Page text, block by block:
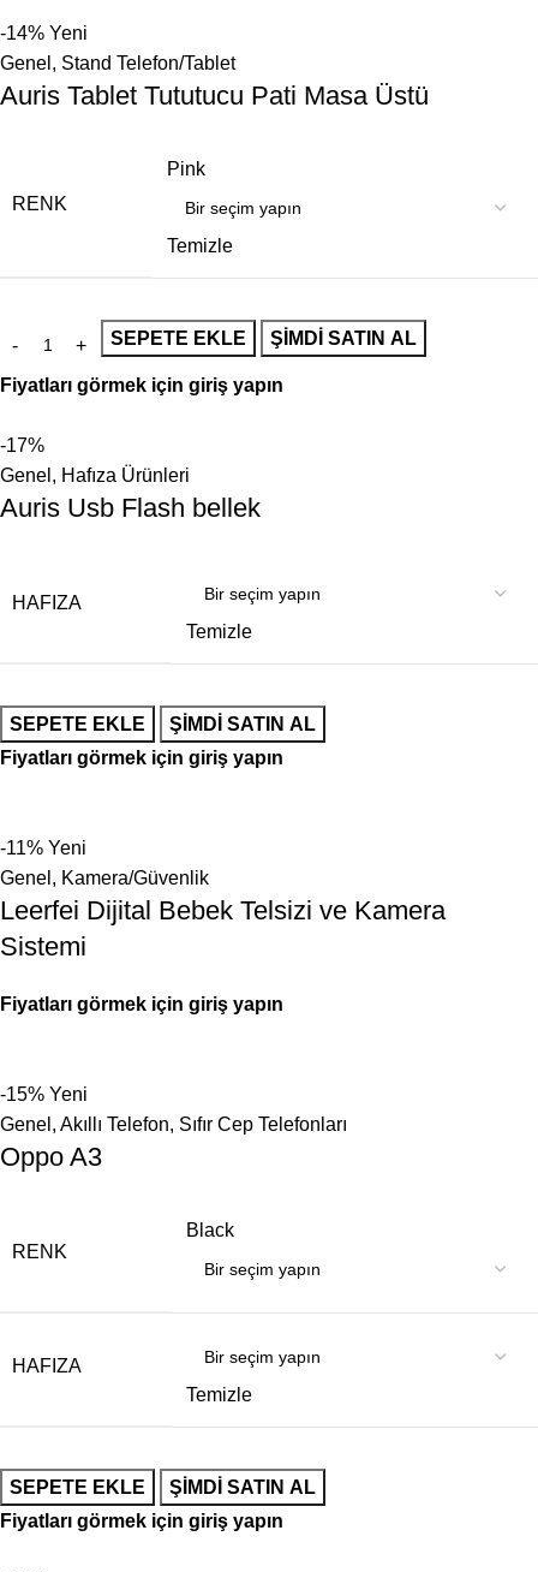
-14% Yeni
Genel , Stand Telefon/Tablet
Auris Tablet Tututucu Pati Masa Üstü
RENK
Pink
Temizle
SEPETE EKLE ŞIMDI SATIN AL
Fiyatları görmek için giriş yapın
-17%
Genel , Hafıza Ürünleri
Auris Usb Flash bellek
HAFIZA
Temizle
SEPETE EKLE
ŞIMDI SATIN AL
Fiyatları görmek için giriş yapın
-11% Yeni
Genel , Kamera/Güvenlik
Leerfei Dijital Bebek Telsizi ve Kamera
Sistemi
Fiyatları görmek için giriş yapın
-15% Yeni
Genel , Akıllı Telefon, Sıfır Cep Telefonları
Oppo A3
RENK
Black
HAFIZA
Temizle
SEPETE EKLE
ŞIMDI SATIN AL
Fiyatları görmek için giriş yapın